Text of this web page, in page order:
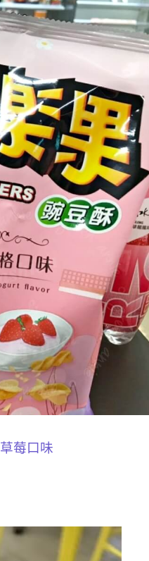
草莓口味